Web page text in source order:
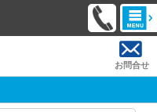
お問合せ